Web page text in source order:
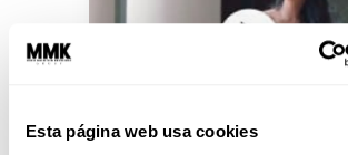
Esta página web usa cookies